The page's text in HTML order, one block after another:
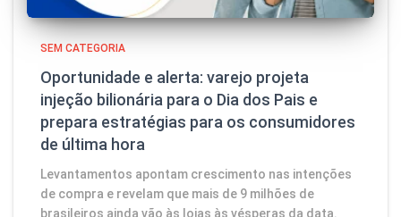
SEM CATEGORIA
Oportunidade e alerta: varejo projeta
injeção bilionária para o Dia dos Pais e
prepara estratégias para os consumidores
de última hora
Levantamentos apontam crescimento nas intenções
de compra e revelam que mais de 9 milhões de
brasileiros ainda vão às lojas às vésperas da data.